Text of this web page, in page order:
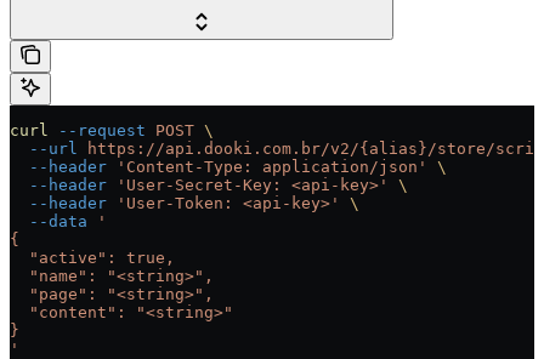
curl --request POST \
  --url
https://api.dooki.com.br/v2/{alias}/store/
  --header
'Content-Type: application/json'
\
  --header
'User-Secret-Key: <api-key>'
\
  --header
'User-Token: <api-key>'
\
  --data
'
{
  "active": true,
  "name": "<string>",
  "page": "<string>",
  "content": "<string>"
}
'